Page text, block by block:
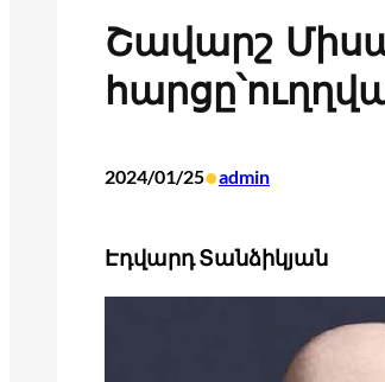
Շավարշ
2024/01/25•admin
Էդվարդ Տանձիկյան